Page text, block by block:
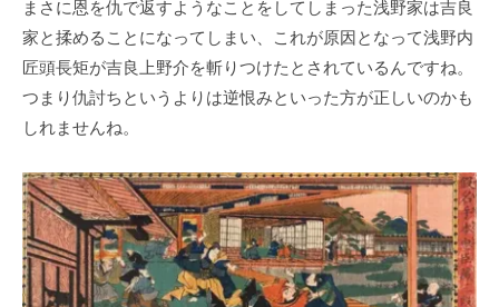
まさに恩を仇で返すようなことをしてしまった浅野家は吉良
家と揉めることになってしまい、これが原因となって浅野内
匠頭長矩が吉良上野介を斬りつけたとされているんですね。
つまり仇討ちというよりは逆恨みといった方が正しいのかも
しれませんね。